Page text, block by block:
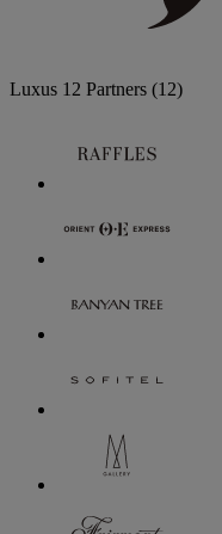
Luxus 12 Partners (12)